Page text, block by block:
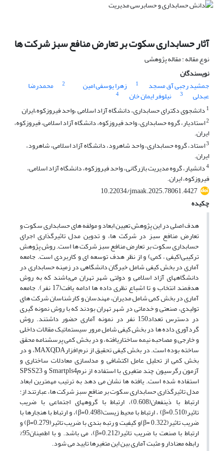
آثار حسابداری سکوت بر تعارض منافع سبز شرکت ها
نوع مقاله : مقاله پژوهشی
نویسندگان
جمشید رجبی آق مسجد
1 زهرا یوسفی امین 2 محمدرضا
عبدلی 3 نیلوفر ایمان خان
4
1 دانشجوی دکترای حسابداری، دانشگاه آزاد اسلامی ،واحد فیروزکوه،ایران
2استادیار، گروه حسابداری، واحد فیروزکوه، دانشگاه آزاد اسلامی، فیروزکوه،
ایران.
3استاد، گروه حسابداری، واحد شاهرود، دانشگاه آزاد اسلامی، شاهرود،
ایران.
4دانشیار، گروه مدیریت بازرگانی، واحد فیروزکوه، دانشگاه آزاد اسلامی،
فیروزکوه، ایران.
10.22034/jmaak.2025.78061.4427
چکیده
هدف اصلی در این پژوهش تعیین ابعاد و مولفه های حسابداری سکوت و
تعارض منافع سبز در شرکت ها، و تدوین مدل تاثیرگذاری اجرای
حسابداری سکوت بر تعارض منافع سبز شرکت ها است. روش پژوهش
ترکیبی(کیفی – کمی) و از نظر هدف توسعه ای و کاربردی است. جامعه
آماری در بخش کیفی شامل خبرگان دانشگاهی در زمینه حسابداری در
دانشگاههای آزاد اسلامی و دولتی شهر تهران می‌باشند که به روش
هدفمند انتخاب و تا اشباع نظری داده ها ادامه یافت(17 نفر). جامعه
آماری در بخش کمی شامل مدیران، مهندسان و کارشناسان شرکت های
تولیدی، صنعتی و خدماتی در شهر تهران بودند که با روش نمونه گیری
در دسترس تعداد150 نفر در نمونه آماری حضور داشتند. روش
گردآوری داده ها در بخش کیفی شامل مرور سیستماتیک مقالات داخلی
و خارجی و مصاحبه نیمه ساختاریافته، و در بخش کمی پرسشنامه محقق
ساخته بوده است. در بخش کیفی تحقیق از نرم افزارMAXQDA، و در
بخش کمی از تحلیل عامل اکتشافی و مدلسازی معادلات ساختاری و
آزمون رگرسیون چند متغیری با استفاده از نرمSmartpls4 و SPSS23
استفاده شده است. یافته ها نشان می دهد به ترتیب مهمترین ابعاد
مدل تاثیرگذاری حسابداری سکوت بر منافع سبز شرکت ها، عبارتند از:
ارتباط با ذینفعان(0.608)، ارتباط با گروههای اجتماعی با ضریب
تاثیر(0.510=β) ، ارتباط با محیط زیست(0.498=β)، و ارتباط با هنجارها با
ضریب تاثیر(0.322 =β)و کیفیت و رتبه بندی با ضریب تاثیر(0.279=β) و
ارتباط با صنعت با ضریب تاثیر(0.212=β)، می باشد. و با اطمینان95%
رابطه معنادار و مثبت آماری بین این متغیرها تایید می شود.